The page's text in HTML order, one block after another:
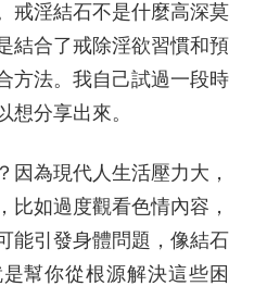
戒淫結石不是什麼高深莫
結合了戒除淫欲習慣和預
方法。我自己試過一段時
想分享出來。
因為現代人生活壓力大，
比如過度觀看色情內容，
能引發身體問題，像結石
幫你從根源解決這些困